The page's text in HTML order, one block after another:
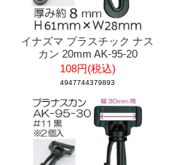
イナズマ プラスチック ナス
カン 20mm AK-95-20
108円(税込)
4947744379893